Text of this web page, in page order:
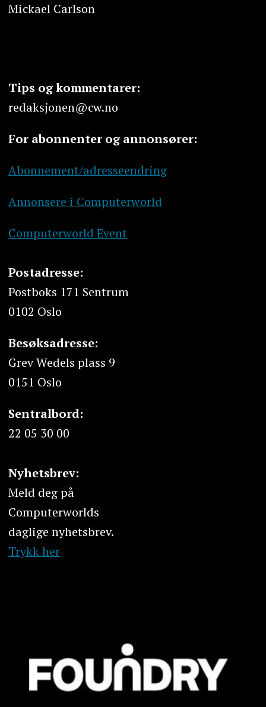
Mickael Carlson
Tips og kommentarer:
redaksjonen@cw.no
For abonnenter og annonsører:
Abonnement/adresseendring
Annonsere i Computerworld
Computerworld Event
Postadresse:
Postboks 171 Sentrum
0102 Oslo
Besøksadresse:
Grev Wedels plass 9
0151 Oslo
Sentralbord:
22 05 30 00
Nyhetsbrev:
Meld deg på
Computerworlds
daglige nyhetsbrev.
Trykk her